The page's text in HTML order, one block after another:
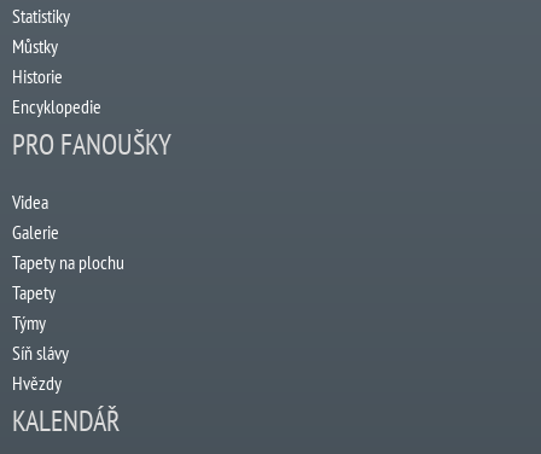
Statistiky
Můstky
Historie
Encyklopedie
PRO FANOUŠKY
Videa
Galerie
Tapety na plochu
Tapety
Týmy
Síň slávy
Hvězdy
KALENDÁŘ